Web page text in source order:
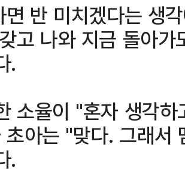
반 미치겠다는 생
고 나와 지금 돌아
.
소율이 "혼자 생각
아는 "맞다. 그래서
.